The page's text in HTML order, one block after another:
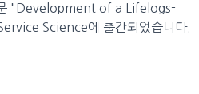
문 "Development of a Lifelogs-
Science에 출간되었습니다.